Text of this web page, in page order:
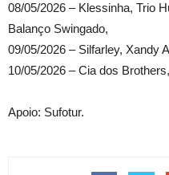
08/05/2026 – Klessinha, Trio
Balanço Swingado,
09/05/2026 – Silfarley, Xandy
10/05/2026 – Cia dos
Apoio: Sufotur.